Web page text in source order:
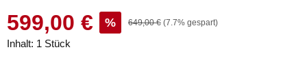
599,00 € % 649,00 € (7.7% gespart)
Inhalt: 1 Stück